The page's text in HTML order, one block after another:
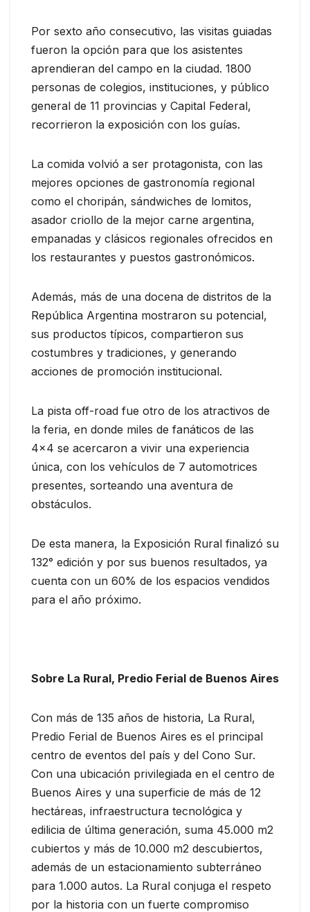
Por sexto año consecutivo, las visitas guiadas
fueron la opción para que los asistentes
aprendieran del campo en la ciudad. 1800
personas de colegios, instituciones, y público
general de 11 provincias y Capital Federal,
recorrieron la exposición con los guías.
La comida volvió a ser protagonista, con las
mejores opciones de gastronomía regional
como el choripán, sándwiches de lomitos,
asador criollo de la mejor carne argentina,
empanadas y clásicos regionales ofrecidos en
los restaurantes y puestos gastronómicos.
Además, más de una docena de distritos de la
República Argentina mostraron su potencial,
sus productos típicos, compartieron sus
costumbres y tradiciones, y generando
acciones de promoción institucional.
La pista off-road fue otro de los atractivos de
la feria, en donde miles de fanáticos de las
4×4 se acercaron a vivir una experiencia
única, con los vehículos de 7 automotrices
presentes, sorteando una aventura de
obstáculos.
De esta manera, la Exposición Rural finalizó su
132° edición y por sus buenos resultados, ya
cuenta con un 60% de los espacios vendidos
para el año próximo.
Sobre La Rural, Predio Ferial de Buenos Aires
Con más de 135 años de historia, La Rural,
Predio Ferial de Buenos Aires es el principal
centro de eventos del país y del Cono Sur.
Con una ubicación privilegiada en el centro de
Buenos Aires y una superficie de más de 12
hectáreas, infraestructura tecnológica y
edilicia de última generación, suma 45.000 m2
cubiertos y más de 10.000 m2 descubiertos,
además de un estacionamiento subterráneo
para 1.000 autos. La Rural conjuga el respeto
por la historia con un fuerte compromiso